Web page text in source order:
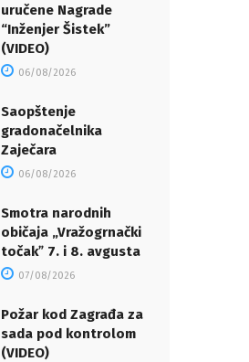
uručene Nagrade
“Inženjer Šistek”
(VIDEO)
06/08/2026
Saopštenje
gradonačelnika
Zaječara
06/08/2026
Smotra narodnih
običaja „Vražogrnački
točakˮ 7. i 8. avgusta
07/08/2026
Požar kod Zagrađa za
sada pod kontrolom
(VIDEO)